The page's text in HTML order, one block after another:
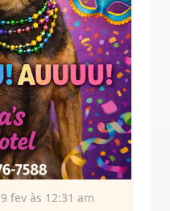
9 fev às 12:31 am